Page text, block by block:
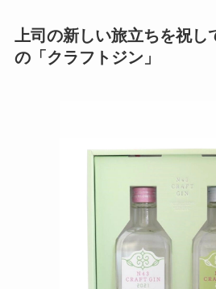
上司の新しい旅立ちを祝し
の「クラフトジン」